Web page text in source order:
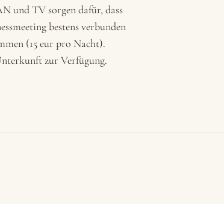
und TV sorgen dafür, dass
bestens verbunden
(15 eur pro Nacht).
zur Verfügung.